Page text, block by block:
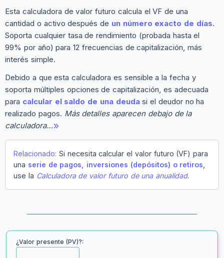
Esta calculadora de valor futuro calcula el VF de una
cantidad o activo después de un número exacto de días.
Soporta cualquier tasa de rendimiento (probada hasta el
99% por año) para 12 frecuencias de capitalización, más
interés simple.
Debido a que esta calculadora es sensible a la fecha y
soporta múltiples opciones de capitalización, es adecuada
para calcular el saldo de una deudasi el deudor no ha
realizado pagos. Más detalles aparecen debajo de la
calculadora…
Relacionado: Si necesita calcular el valor futuro (VF) para
una serie de pagos, inversiones (depósitos) o retiros
use la Calculadora de valor futuro de una anualidad.
¿Valor presente (PV)?: